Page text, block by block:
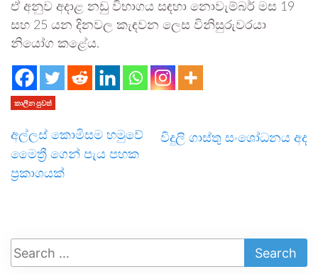
ඒ අනුව අදාළ නඩු විභාගය සඳහා නොවැම්බර් මස 19
සහ 25 යන දිනවල කැඳවන ලෙස විනිසුරුවරයා
නියෝග කළේය.
කාලීන පුවත්
අල්ලස් කොමිසම හමුවේ
මෛත්‍රී ගෙන් පැය පහක
ප්‍රකාශයක්
විදුලි ගාස්තු සංශෝධනය අද